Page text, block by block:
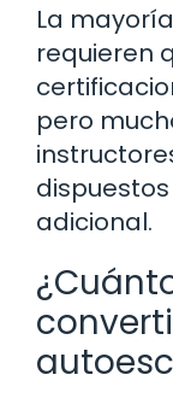
La
requieren
pero
adicional.